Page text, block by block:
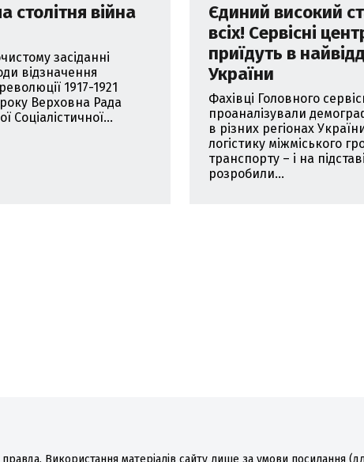
столітня війна
засіданні
відзначення
1917-1921
Верховна Рада
Соціалістичної...
Єдиний високий
всіх! Сервісні
приїдуть в
України
Фахівці Головного
проаналізували
в різних регіонах
логістику міжміського
транспорту – і на
розробили...
Використання матеріалів сайту лише за умови посилання